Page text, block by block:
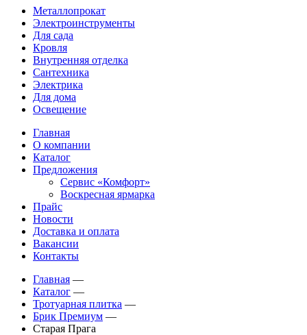
Металлопрокат
Электроинструменты
Для сада
Кровля
Внутренняя отделка
Сантехника
Электрика
Для дома
Освещение
Главная
О компании
Каталог
Предложения
Сервис «Комфорт»
Воскресная ярмарка
Прайс
Новости
Доставка и оплата
Вакансии
Контакты
Главная —
Каталог —
Тротуарная плитка —
Брик Премиум —
Старая Прага